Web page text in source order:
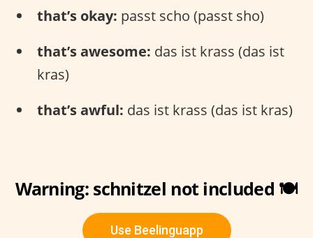
that’s okay: passt scho (passt sho)
that’s awesome: das ist krass (das ist
kras)
that’s awful: das ist krass (das ist kras)
Warning: schnitzel not included 🍽
Use Beelinguapp